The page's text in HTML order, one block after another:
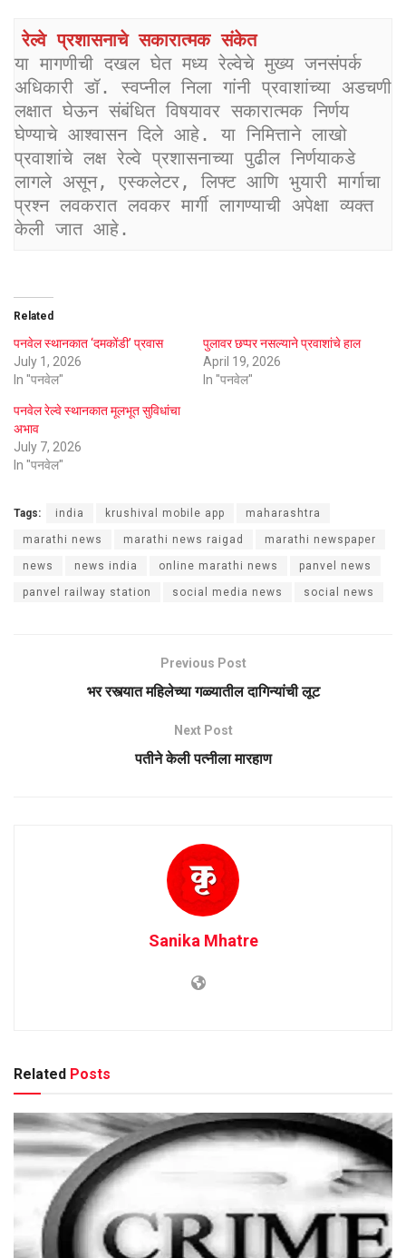
रेल्वे प्रशासनाचे सकारात्मक संकेत
या मागणीची दखल घेत मध्य रेल्वेचे मुख्य जनसंपर्क
अधिकारी डॉ. स्वप्नील निला गांनी प्रवाशांच्या अडचणी
लक्षात घेऊन संबंधित विषयावर सकारात्मक निर्णय
घेण्याचे आश्वासन दिले आहे. या निमित्ताने लाखो
प्रवाशांचे लक्ष रेल्वे प्रशासनाच्या पुढील निर्णयाकडे
लागले असून, एस्कलेटर, लिफ्ट आणि भुयारी मार्गाचा
प्रश्न लवकरात लवकर मार्गी लागण्याची अपेक्षा व्यक्त
केली जात आहे.
Related
पनवेल स्थानकात ‌‘दमकोंडी’ प्रवास
July 1, 2026
In "पनवेल"
पुलावर छप्पर नसल्याने प्रवाशांचे हाल
April 19, 2026
In "पनवेल"
पनवेल रेल्वे स्थानकात मूलभूत सुविधांचा
अभाव
July 7, 2026
In "पनवेल"
Tags: india krushival mobile app maharashtra
marathi news marathi news raigad marathi newspaper
news news india online marathi news panvel news
panvel railway station social media news social news
Previous Post
भर रस्त्यात महिलेच्या गळ्यातील दागिन्यांची लूट
Next Post
पतीने केली पत्नीला मारहाण
Sanika Mhatre
Related Posts